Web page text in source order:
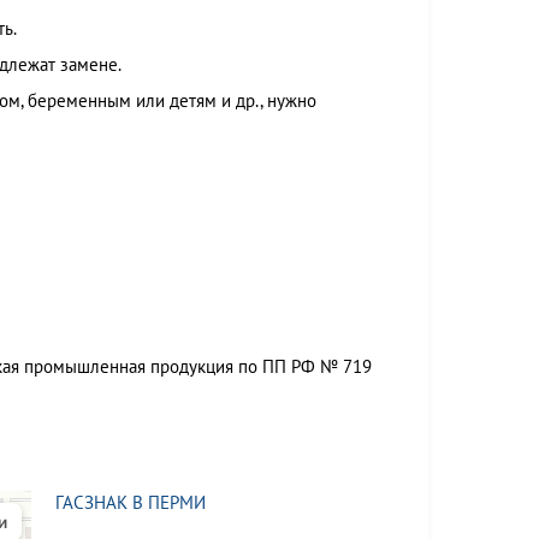
замене.
беременным или детям и др., нужно
промышленная продукция по ПП РФ № 719
ГАСЗНАК В ПЕРМИ